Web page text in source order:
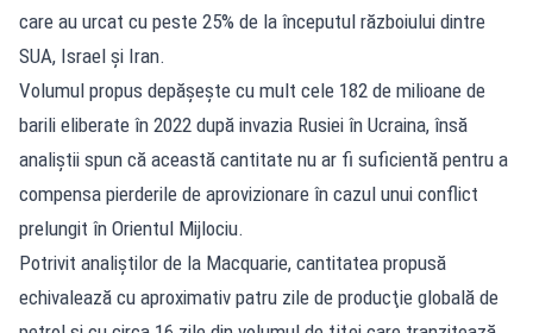
care au urcat cu peste 25% de la începutul războiului dintre
SUA, Israel şi Iran.
Volumul propus depăşeşte cu mult cele 182 de milioane de
barili eliberate în 2022 după invazia Rusiei în Ucraina, însă
analiştii spun că această cantitate nu ar fi suficientă pentru a
compensa pierderile de aprovizionare în cazul unui conflict
prelungit în Orientul Mijlociu.
Potrivit analiştilor de la Macquarie, cantitatea propusă
echivalează cu aproximativ patru zile de producţie globală de